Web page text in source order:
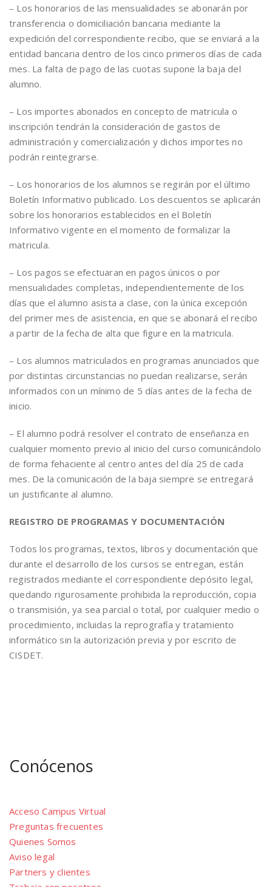
– Los honorarios de las mensualidades se abonarán por
transferencia o domiciliación bancaria mediante la
expedición del correspondiente recibo, que se enviará a la
entidad bancaria dentro de los cinco primeros días de cada
mes. La falta de pago de las cuotas supone la baja del
alumno.
– Los importes abonados en concepto de matricula o
inscripción tendrán la consideración de gastos de
administración y comercialización y dichos importes no
podrán reintegrarse.
– Los honorarios de los alumnos se regirán por el último
Boletín Informativo publicado. Los descuentos se aplicarán
sobre los honorarios establecidos en el Boletín
Informativo vigente en el momento de formalizar la
matricula.
– Los pagos se efectuaran en pagos únicos o por
mensualidades completas, independientemente de los
días que el alumno asista a clase, con la única excepción
del primer mes de asistencia, en que se abonará el recibo
a partir de la fecha de alta que figure en la matricula.
– Los alumnos matriculados en programas anunciados que
por distintas circunstancias no puedan realizarse, serán
informados con un mínimo de 5 días antes de la fecha de
inicio.
– El alumno podrá resolver el contrato de enseñanza en
cualquier momento previo al inicio del curso comunicándolo
de forma fehaciente al centro antes del día 25 de cada
mes. De la comunicación de la baja siempre se entregará
un justificante al alumno.
REGISTRO DE PROGRAMAS Y DOCUMENTACIÓN
Todos los programas, textos, libros y documentación que
durante el desarrollo de los cursos se entregan, están
registrados mediante el correspondiente depósito legal,
quedando rigurosamente prohibida la reproducción, copia
o transmisión, ya sea parcial o total, por cualquier medio o
procedimiento, incluidas la reprografía y tratamiento
informático sin la autorización previa y por escrito de
CISDET.
Conócenos
Acceso Campus Virtual
Preguntas frecuentes
Quienes Somos
Aviso legal
Partners y clientes